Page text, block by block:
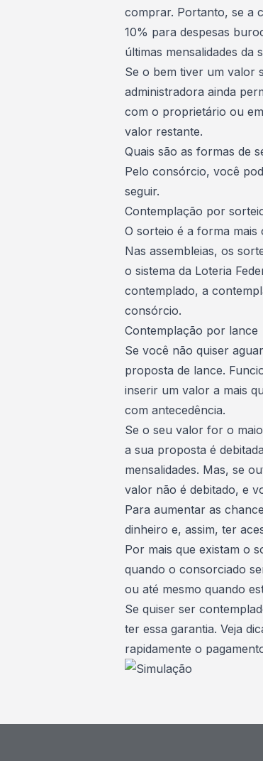
comprar. Portanto, se a
10% para despesas
últimas mensalidades da
Se o bem tiver um valor
administradora ainda
com o proprietário ou
valor restante.
Quais são as formas de
Pelo consórcio, você
seguir.
Contemplação por
O sorteio é a forma mais
Nas assembleias, os
o sistema da Loteria
contemplado, a
consórcio.
Contemplação por lance
Se você não quiser
proposta de lance.
inserir um valor a mais
com antecedência.
Se o seu valor for o
a sua proposta é
mensalidades. Mas, se
valor não é debitado, e
Para aumentar as
dinheiro e, assim, ter
Por mais que existam o
quando o consorciado
ou até mesmo quando
Se quiser ser
ter essa garantia. Veja
rapidamente o